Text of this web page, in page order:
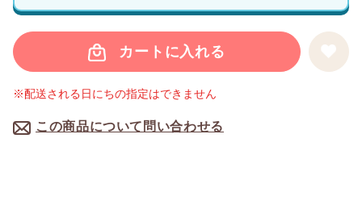
カートに入れる
この商品について問い合わせる
※配送される日にちの指定はできません